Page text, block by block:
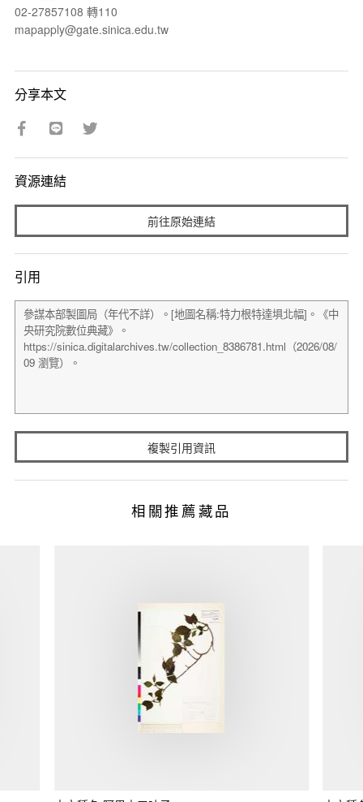
02-27857108 轉110
mapapply@gate.sinica.edu.tw
分享本文
資源連結
前往原始連結
引用
複製引用資訊
相關推薦藏品